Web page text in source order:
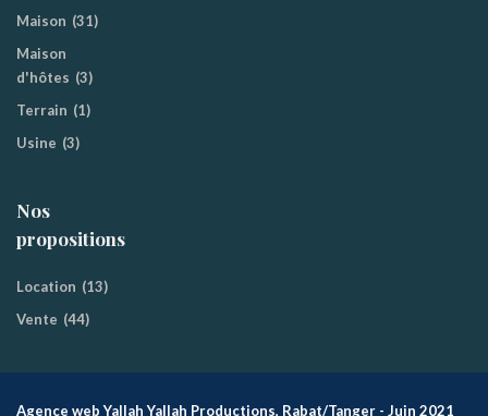
Maison (31)
Maison
d'hôtes (3)
Terrain (1)
Usine (3)
Nos
propositions
Location (13)
Vente (44)
Agence web Yallah Yallah Productions, Rabat/Tanger - Juin 2021